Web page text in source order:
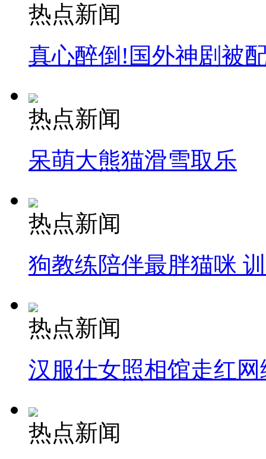
热点新闻
真心醉倒!国外神剧被
热点新闻
呆萌大熊猫滑雪取乐
热点新闻
狗教练陪伴最胖猫咪
热点新闻
汉服仕女照相馆走红网
热点新闻